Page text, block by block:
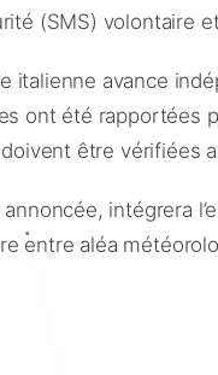
(SMS) volontaire
italienne avance
ont été rapportées
être vérifiées
intégrera
entre aléa